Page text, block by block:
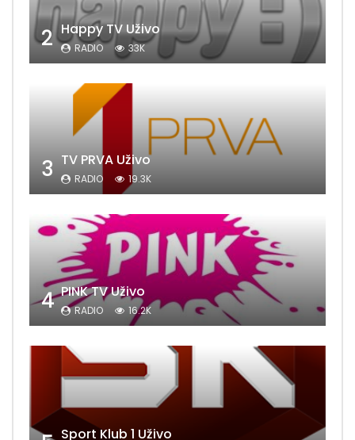
2 Happy TV Uživo
RADIO 33K
3 TV PRVA Uživo
RADIO 19.3K
4 PINK TV Uživo
RADIO 16.2K
Sport Klub 1 Uživo